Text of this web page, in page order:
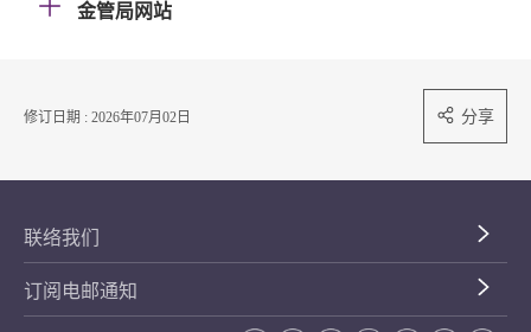
金管局网站
修订日期 : 2026年07月02日 分享
联络我们
订阅电邮通知